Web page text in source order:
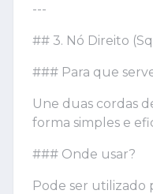
---
## 3. Nó Direito
### Para que
Une duas cordas
forma simples e
### Onde usar?
Pode ser utilizado